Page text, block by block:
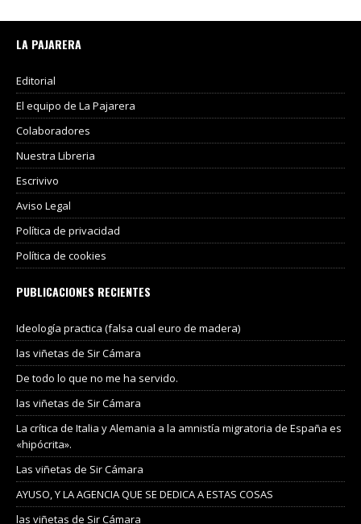
LA PAJARERA
Editorial
El equipo de La Pajarera
Colaboradores
Nuestra Libreria
Escrivivo
Aviso Legal
Política de privacidad
Política de cookies
PUBLICACIONES RECIENTES
Ideología practica (falsa cual euro de madera)
las viñetas de Sir Cámara
De todo lo que no me ha servido.
las viñetas de Sir Cámara
La crítica de Italia y Alemania a la amnistía migratoria de España es
«hipócrita».
Las viñetas de Sir Cámara
AYUSO, Y LA AGENCIA QUE SE DEDICA A ESTAS COSAS
las viñetas de Sir Cámara